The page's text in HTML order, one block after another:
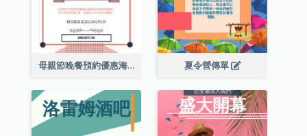
母親節晚餐預約優惠海報 夏令營傳單